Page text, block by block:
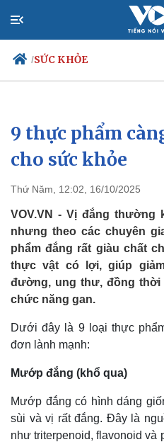
/SỨC KHỎE
Chính trị
Đảng
Tổ chức nhân sự
Nhận diện sự thật
9 thực phẩm
cho sức khỏe
Thứ Năm, 12:02, 16/10/2025
VOV.VN - Vị đắng thường
nhưng theo các chuyên
phẩm đắng rất giàu chất
thực vật có lợi, giúp
đường, ung thư, đồng
chức năng gan.
Dưới đây là 9 loại thực
đơn lành mạnh:
Mướp đắng (khổ qua)
Mướp đắng có hình dáng
sùi và vị rất đắng. Đây là
như triterpenoid, flavonoid và